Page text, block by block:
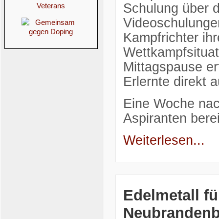
Schulung über
Kampfrichter
Mittagspause
Erlernte direkt
Eine Woche
Aspiranten
Weiterlesen...
Edelmetall